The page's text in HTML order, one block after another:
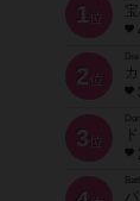
1 位
2 位
3 位